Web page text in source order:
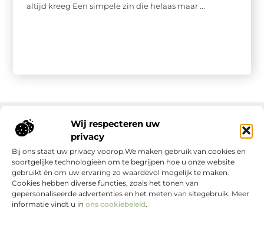
Wij respecteren uw
privacy
Bij ons staat uw privacy voorop.We maken gebruik van cookies en
soortgelijke technologieën om te begrijpen hoe u onze website
gebruikt én om uw ervaring zo waardevol mogelijk te maken.
Cookies hebben diverse functies, zoals het tonen van
gepersonaliseerde advertenties en het meten van sitegebruik. Meer
informatie vindt u in ons cookiebeleid.
altijd kreeg Een simpele zin die helaas maar ...
Onze informatie